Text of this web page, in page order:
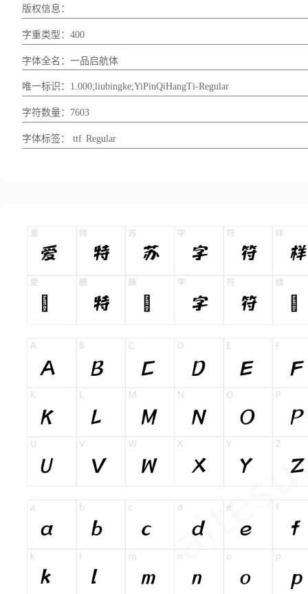
版权信息：
字重类型：400
字体全名：一品启航体
唯一标识：1.000;liubingke;YiPinQiHangTi-Regular
字符数量：7603
字体标签： ttf Regular